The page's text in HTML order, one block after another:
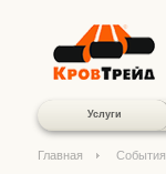
Услуги
Главная События